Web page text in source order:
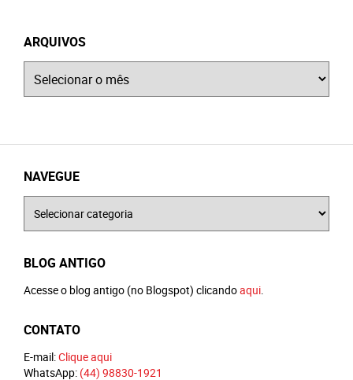
ARQUIVOS
NAVEGUE
BLOG ANTIGO
Acesse o blog antigo (no Blogspot) clicandoaqui.
CONTATO
E-mail:Clique aqui
WhatsApp: (44) 98830-1921